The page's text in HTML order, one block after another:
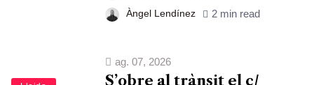
Àngel Lendínez 2 min read
ag. 07, 2026
S’obre al trànsit el c/